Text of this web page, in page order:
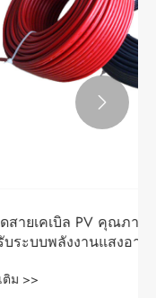
จึงจำเป็น
ย์ที่เชื่อถือได้
